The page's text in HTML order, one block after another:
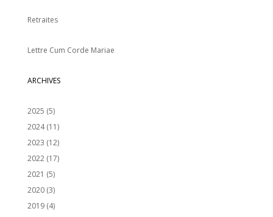
Retraites
Lettre Cum Corde Mariae
ARCHIVES
2025 (5)
2024(11)
2023 (12)
2022(17)
2021 (5)
2020(3)
2019(4)